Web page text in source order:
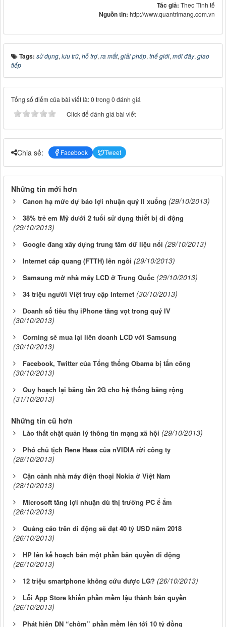
Tác giả: Theo Tinh tế
Nguồn tin: http://www.quantrimang.com.vn
Tags: sử dụng, lưu trữ, hỗ trợ, ra mắt, giải pháp, thế giới, mới đây, giao
tiếp
Tổng số điểm của bài viết là: 0 trong 0 đánh giá
Click để đánh giá bài viết
Chia sẻ: Facebook Tweet
Những tin mới hơn
Canon hạ mức dự báo lợi nhuận quý II xuống (29/10/2013)
38% trẻ em Mỹ dưới 2 tuổi sử dụng thiết bị di động
(29/10/2013)
Google đang xây dựng trung tâm dữ liệu nổi (29/10/2013)
Internet cáp quang (FTTH) lên ngôi (29/10/2013)
Samsung mở nhà máy LCD ở Trung Quốc (29/10/2013)
34 triệu người Việt truy cập Internet (30/10/2013)
Doanh số tiêu thụ iPhone tăng vọt trong quý IV
(30/10/2013)
Corning sẽ mua lại liên doanh LCD với Samsung
(30/10/2013)
Facebook, Twitter của Tổng thống Obama bị tấn công
(30/10/2013)
Quy hoạch lại băng tần 2G cho hệ thống băng rộng
(31/10/2013)
Những tin cũ hơn
Lào thắt chặt quản lý thông tin mạng xã hội (29/10/2013)
Phó chủ tịch Rene Haas của nVIDIA rời công ty
(28/10/2013)
Cận cảnh nhà máy điện thoại Nokia ở Việt Nam
(28/10/2013)
Microsoft tăng lợi nhuận dù thị trường PC ế ẩm
(26/10/2013)
Quảng cáo trên di động sẽ đạt 40 tỷ USD năm 2018
(26/10/2013)
HP lên kế hoạch bán một phần bản quyền di động
(26/10/2013)
12 triệu smartphone không cứu được LG? (26/10/2013)
Lỗi App Store khiến phần mềm lậu thành bản quyền
(26/10/2013)
Phát hiện DN “chôm” phần mềm lên tới 10 tỷ đồng